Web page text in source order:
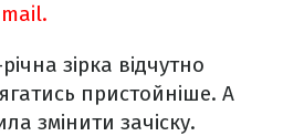
зірка відчутно
пристойніше. А
змінити зачіску.